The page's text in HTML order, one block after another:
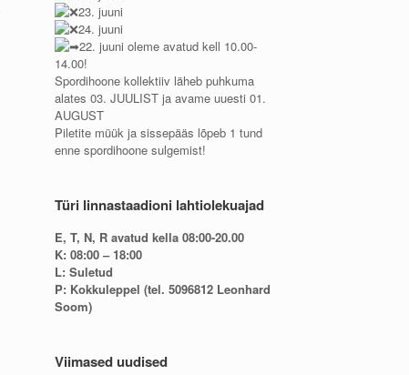
23. juuni
24. juuni
22. juuni oleme avatud kell 10.00-
14.00!
Spordihoone kollektiiv läheb puhkuma
alates 03. JUULIST ja avame uuesti 01.
AUGUST
Piletite müük ja sissepääs lõpeb 1 tund
enne spordihoone sulgemist!
Türi linnastaadioni lahtiolekuajad
E, T, N, R avatud kella 08:00-20.00
K: 08:00 – 18:00
L: Suletud
P: Kokkuleppel (tel. 5096812 Leonhard
Soom)
Viimased uudised